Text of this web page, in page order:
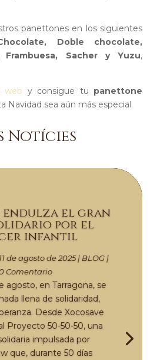
panettones en los siguientes
Doble chocolate,
Frambuesa, Sacher y Yuzu,
web y consigue tu panettone
Navidad sea aún más especial.
Notícies
endulza el gran
por el
infantil
11 de agosto de 2025| BLOG |
Comentario
agosto, en Tarragona, se
llena de solidaridad,
Desde Xocosave
Proyecto 50-50-50, una
impulsada por
que, durante 50 días